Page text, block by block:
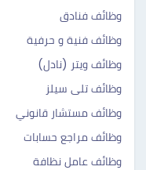
وظائف فنادق
وظائف فنية و حرفية
وظائف ويتر (نادل)
وظائف تلى سيلز
وظائف مستشار قانوني
وظائف مراجع حسابات
وظائف عامل نظافة